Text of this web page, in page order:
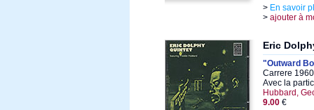
> En savoir
> ajouter à
Eric
"Outward
Carrere
Avec la
Hubbard,
9.00 €